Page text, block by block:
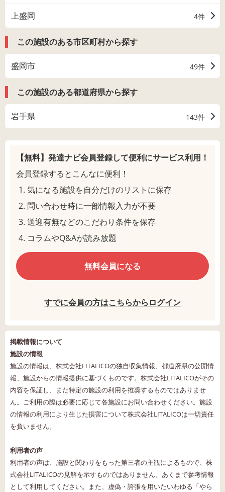
上盛岡 4件
この施設のある市区町村から探す
盛岡市 49件
この施設のある都道府県から探す
岩手県 143件
【無料】発達ナビ会員登録して便利にサービス利用！
会員登録するとこんなに便利！
気になる施設を自分だけのリストに保存
問い合わせ時に一部情報入力が不要
送迎有無などのこだわり条件を保存
コラムやQ&Aが読み放題
無料会員になる
すでに会員の方はこちらからログイン
掲載情報について
施設の情報
施設の情報は、株式会社LITALICOの独自収集情報、都道府県の公開情
報、施設からの情報提供に基づくものです。株式会社LITALICOがその
内容を保証し、また特定の施設の利用を推奨するものではありませ
ん。ご利用の際は必要に応じて各施設にお問い合わせください。施設
の情報の利用により生じた損害について株式会社LITALICOは一切責任
を負いません。
利用者の声
利用者の声は、施設と関わりをもった第三者の主観によるもので、株
式会社LITALICOの見解を示すものではありません。あくまで参考情報
として利用してください。また、虚偽・誇張を用いたいわゆる「やら